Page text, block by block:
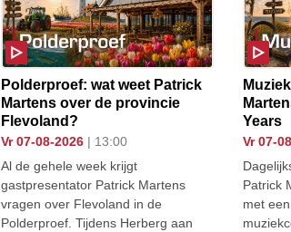
Polderproef: wat weet Patrick
Martens over de provincie
Flevoland?
vr 07-08-2026 | 13:00
Al de gehele week krijgt
gastpresentator Patrick Martens
vragen over Flevoland in de
Polderproef. Tijdens Herberg aan
Years
vr 07-
Patrick
met